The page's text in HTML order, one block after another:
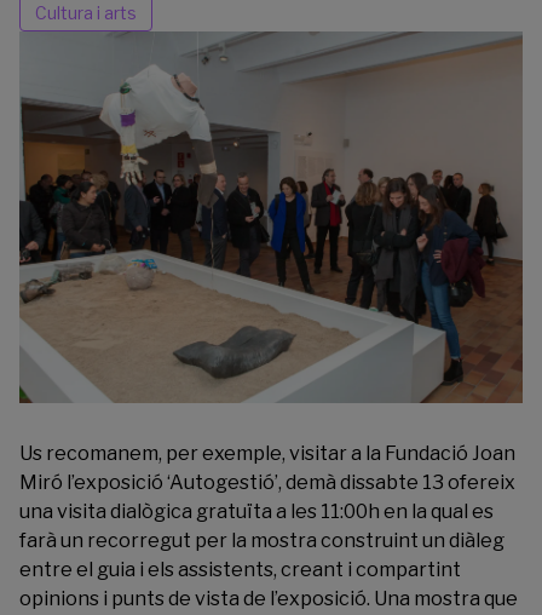
Cultura i arts
Us recomanem, per exemple, visitar a la Fundació Joan
Miró l’exposició ‘Autogestió’, demà dissabte 13 ofereix
una visita dialògica gratuïta a les 11:00h en la qual es
farà un recorregut per la mostra construint un diàleg
entre el guia i els assistents, creant i compartint
opinions i punts de vista de l’exposició. Una mostra que